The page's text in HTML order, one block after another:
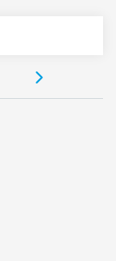
de 1,5 V CC)